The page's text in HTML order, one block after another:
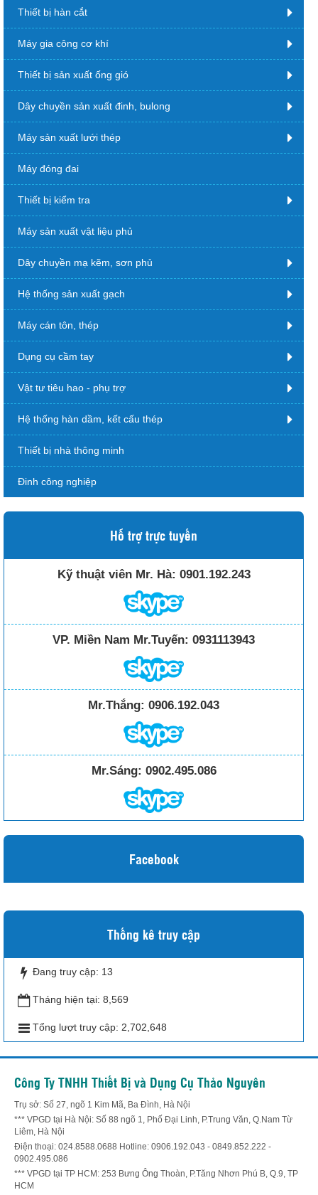
Thiết bị hàn cắt
Máy gia công cơ khí
Thiết bị sản xuất ống gió
Dây chuyền sản xuất đinh, bulong
Máy sản xuất lưới thép
Máy đóng đai
Thiết bị kiểm tra
Máy sản xuất vật liệu phủ
Dây chuyền mạ kẽm, sơn phủ
Hệ thống sản xuất gạch
Máy cán tôn, thép
Dụng cụ cầm tay
Vật tư tiêu hao - phụ trợ
Hệ thống hàn dầm, kết cấu thép
Thiết bị nhà thông minh
Đinh công nghiệp
Hỗ trợ trực tuyến
Kỹ thuật viên Mr. Hà: 0901.192.243
VP. Miền Nam Mr.Tuyến: 0931113943
Mr.Thắng: 0906.192.043
Mr.Sáng: 0902.495.086
Facebook
Thống kê truy cập
Đang truy cập: 13
Tháng hiện tại: 8,569
Tổng lượt truy cập: 2,702,648
Công Ty TNHH Thiết Bị và Dụng Cụ Thảo Nguyên
Trụ sở: Số 27, ngõ 1 Kim Mã, Ba Đình, Hà Nội
*** VPGD tại Hà Nội: Số 88 ngõ 1, Phố Đại Linh, P.Trung Văn, Q.Nam Từ
Liêm, Hà Nội
Điện thoại: 024.8588.0688 Hotline: 0906.192.043 - 0849.852.222 -
0902.495.086
*** VPGD tại TP HCM: 253 Bưng Ông Thoàn, P.Tăng Nhơn Phú B, Q.9, TP
HCM